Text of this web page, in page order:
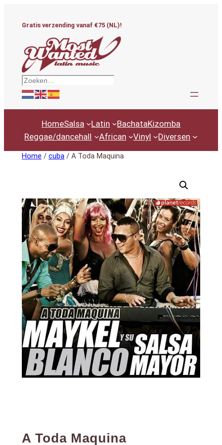
Gratis verzending vanaf €75 (NL)!
Zoeken
HomeSalsa Latin BachataKizomba
Reggae/dancehall
African Vinyl Diversen
Home / cuba/ A Toda Maquina
A Toda Maquina